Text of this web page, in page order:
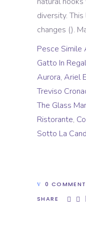
diversity.
changes ().
Pesce Simile
Gatto In
Aurora, Ariel
Treviso
The Glass
Ristorante,
Sotto La
0
SHARE